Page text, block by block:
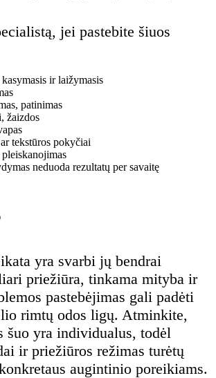
jei pastebite šiuos
ir laižymasis
patinimas
žaizdos
tekstūros pokyčiai
neduoda rezultatų per savaitę
yra svarbi jų bendrai
priežiūra, tinkama mityba ir
pastebėjimas gali padėti
rimtų odos ligų. Atminkite,
šuo yra individualus, todėl
ir priežiūros režimas turėtų
augintinio poreikiams.